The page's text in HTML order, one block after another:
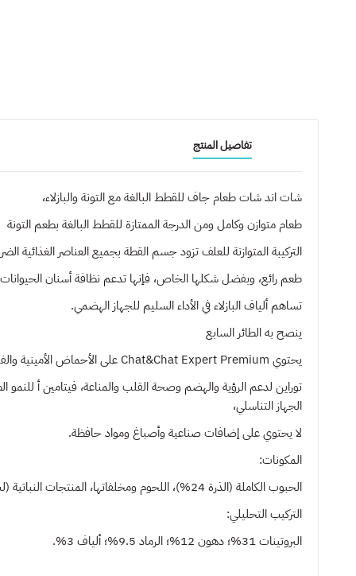
تفاصيل المنتج
شات اند شات طعام جاف للقطط البالغة مع التونة والبازلاء،
طعام متوازن وكامل ومن الدرجة الممتازة للقطط البالغة بطعم التونة
التركيبة المتوازنة للعلف تزود جسم القطة بجميع العناصر الغذائية
طعم رائع، وبفضل شكلها الخاص، فإنها تدعم نظافة أسنان الحيوانات
تساهم ألياف البازلاء في الأداء السليم للجهاز الهضمي.
ينصح بهالطائر السابع
يحتوي Chat&Chat Expert Premium على الأحماض الأمينية والفيتامينات الأساسية للقطط:
الجهاز التناسلي،
لا يحتوي على إضافات صناعية وأصباغ ومواد حافظة.
المكونات:
الحبوب الكاملة (الذرة 24%)، اللحوم ومخلفاتها، المنتجات النباتية (لب البنجر المجفف 1%)، الزيوت والدهون، الأسماك والمنتجات السمكية (التونة 1%)، الخضروات (البازلاء المجففة 0.2%).
التركيب التحليلي:
البروتينات 31%؛ دهون 12%؛ الرماد 9.5%؛ ألياف 3%.